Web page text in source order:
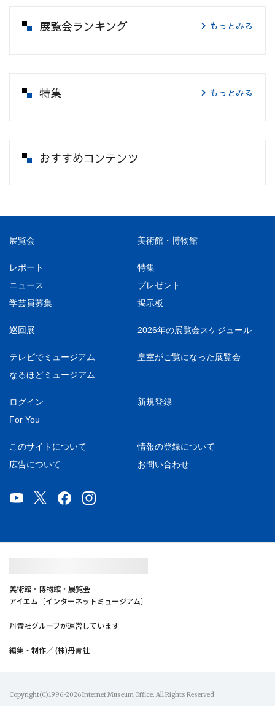
展覧会ランキング もっとみる
特集 もっとみる
おすすめコンテンツ
展覧会 美術館・博物館
レポート
特集
ニュース
プレゼント
学芸員募集
掲示板
巡回展 2026年の展覧会スケジュール
テレビでミュージアム
皇室がご覧になった展覧会
なるほどミュージアム
ログイン
新規登録
For You
このサイトについて
情報の登録について
広告について
お問い合わせ
美術館・博物館・展覧会
アイエム［インターネットミュージアム］
丹青社グループが運営しています
編集・制作／ (株)丹青社
Copyright(C)1996-2026 Internet Museum Office. All Rights Reserved